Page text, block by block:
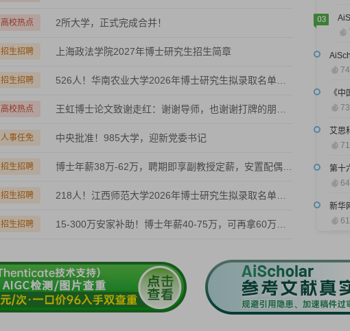
高校热点 2所大学，正式完成合并！
招生招聘 上海政法学院2027年博士研究生招生简章
招生招聘
高校热点
人事任免 中央批准！985大学，迎新党委书记
招生招聘
招生招聘
招生招聘
艾思
第十